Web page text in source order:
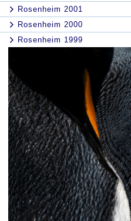
Rosenheim 2001
Rosenheim 2000
Rosenheim 1999